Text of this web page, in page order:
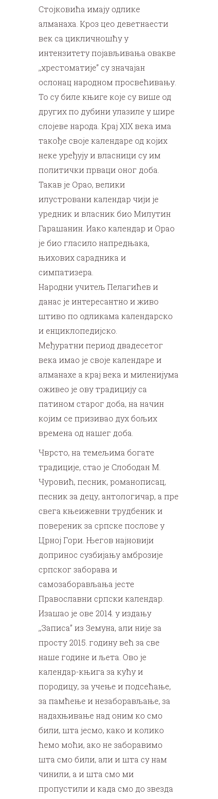
Стојковића имају одлике
алманаха. Кроз цео деветнаести
век са цикличношћу у
интензитету појављивања овакве
,,хрестоматије” су значајан
ослонац народном просвећивању.
То су биле књиге које су више од
других по дубини улазиле у шире
слојеве народа. Крај XIX века има
такође своје календаре од којих
неке уређују и власници су им
политички прваци оног доба.
Такав је Орао, велики
илустровани календар чији је
уредник и власник био Милутин
Гарашанин. Иако календар и Орао
је био гласило напредњака,
њихових сарадника и
симпатизера.
Народни учитељ Пелагићев и
данас је интересантно и живо
штиво по одликама календарско
и енциклопедијско.
Међуратни период двадесетог
века имао је своје календаре и
алманахе а крај века и миленијума
оживео је ову традицију са
патином старог доба, на начин
којим се призивао дух бољих
времена од нашег доба.
Чврсто, на темељима богате
традиције, стао је Слободан М.
Чуровић, песник, романописац,
песник за децу, антологичар, а пре
свега књеижевни трудбеник и
повереник за српске послове у
Црној Гори. Његов најновији
допринос сузбијању амброзије
српског заборава и
самозаборављања јесте
Православни српски календар.
Изашао је ове 2014. у издању
,,Записа” из Земуна, али није за
просту 2015. годину већ за све
наше године и љета. Ово је
календар-књига за кућу и
породицу, за учење и подсећање,
за памћење и незаборављање, за
надахњивање над оним ко смо
били, шта јесмо, како и колико
ћемо моћи, ако не заборавимо
шта смо били, али и шта су нам
чинили, а и шта смо ми
пропустили и када смо до звезда